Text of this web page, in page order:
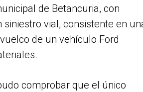
de Betancuria, con
vial, consistente en
de un vehículo Ford
comprobar que el único